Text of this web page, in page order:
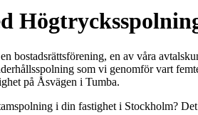
bostadsrättsförening, en av våra
som vi genomför vart
på Åsvägen i Tumba.
i din fastighet i Stockholm?